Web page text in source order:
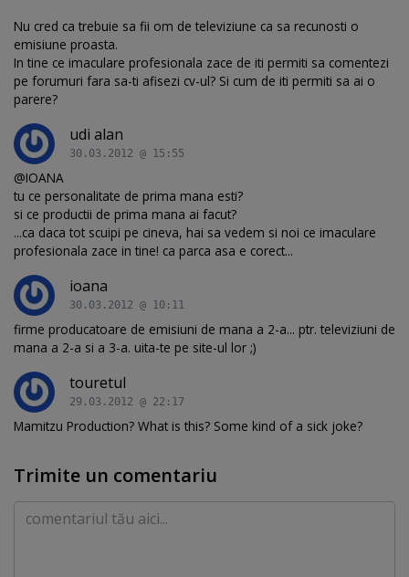
Nu cred ca trebuie sa fii om de televiziune ca sa recunosti o
emisiune proasta.
In tine ce imaculare profesionala zace de iti permiti sa comentezi
pe forumuri fara sa-ti afisezi cv-ul? Si cum de iti permiti sa ai o
parere?
udi alan
30.03.2012 @ 15:55
@IOANA
tu ce personalitate de prima mana esti?
si ce productii de prima mana ai facut?
...ca daca tot scuipi pe cineva, hai sa vedem si noi ce imaculare
profesionala zace in tine! ca parca asa e corect...
ioana
30.03.2012 @ 10:11
firme producatoare de emisiuni de mana a 2-a... ptr. televiziuni de
mana a 2-a si a 3-a. uita-te pe site-ul lor ;)
touretul
29.03.2012 @ 22:17
Mamitzu Production? What is this? Some kind of a sick joke?
Trimite un comentariu
Comentariu